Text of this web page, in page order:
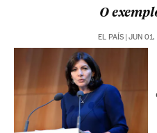
O
EL PAÍS | JUN 01,